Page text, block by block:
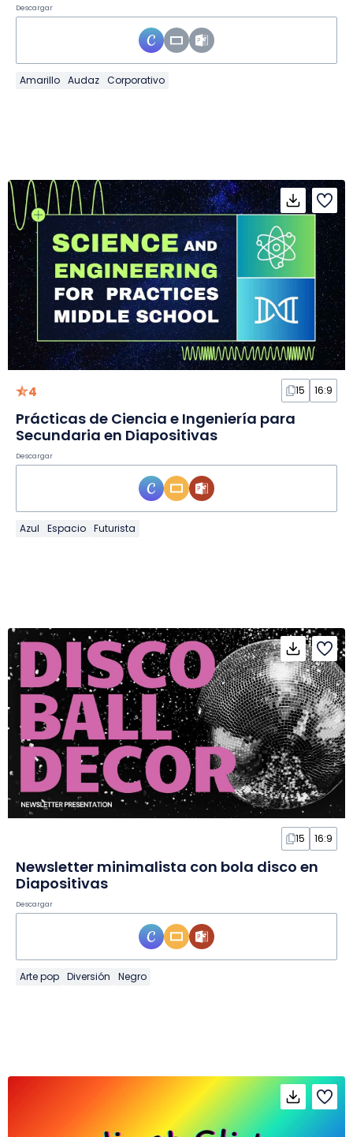
Descargar
Amarillo Audaz Corporativo
4 15 16:9
Prácticas de Ciencia e Ingeniería para
Secundaria en Diapositivas
Descargar
Azul Espacio Futurista
15 16:9
Newsletter minimalista con bola disco en
Diapositivas
Descargar
Arte pop Diversión Negro